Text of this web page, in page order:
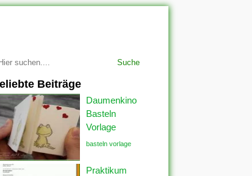
Suche
Beiträge
Daumenkino
Basteln
Vorlage
basteln vorlage
Praktikum